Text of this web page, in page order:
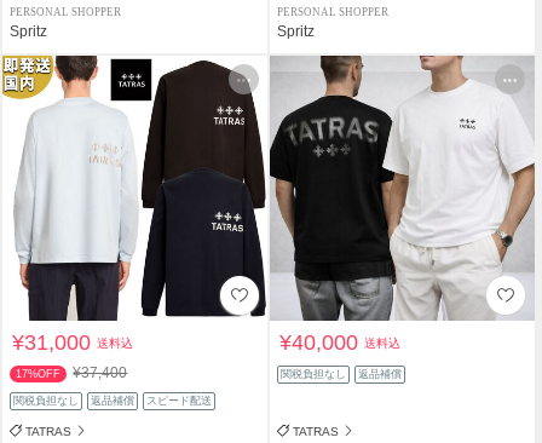
PERSONAL SHOPPER
Spritz
PERSONAL SHOPPER
Spritz
¥31,000送料込
17%OFF ¥37,400
関税負担なし 返品補償 スピード配送
TATRAS
¥40,000送料込
関税負担なし 返品補償
TATRAS